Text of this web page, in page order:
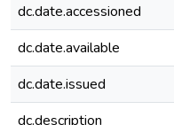
dc.date.accessioned
dc.date.available
dc.date.issued
dc.description